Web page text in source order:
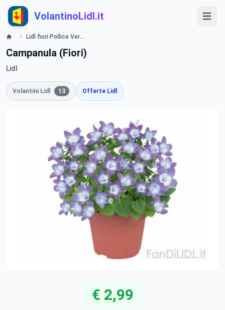
VolantinoLidl.it
Lidl fiori Pollice Verde da lunedì 27 gennaio Lidl
Campanula (Fiori)
Lidl
Volantini Lidl 13 Offerte Lidl
€ 2,99